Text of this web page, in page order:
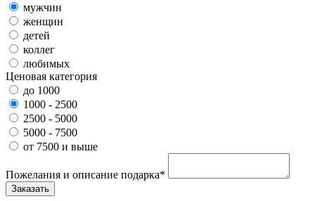
мужчин
женщин
детей
коллег
любимых
Ценовая категория
до 1000
1000 - 2500
2500 - 5000
5000 - 7500
от 7500 и выше
Пожелания и описание подарка*